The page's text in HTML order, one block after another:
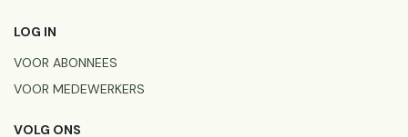
LOG IN
VOOR ABONNEES
VOOR MEDEWERKERS
VOLG ONS